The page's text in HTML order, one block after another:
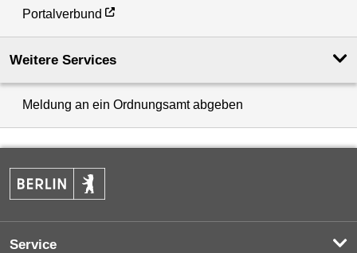
Portalverbund
Weitere Services
Meldung an ein Ordnungsamt abgeben
Service